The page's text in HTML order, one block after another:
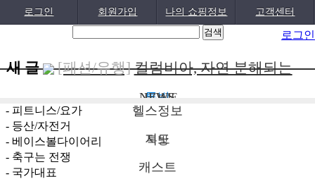
로그인 회원가입 나의 쇼핑정보 고객센터
로그인
새 글 [패션/유행] 컬럼비아, 자연 분해되는
[04-22]ITZY 류진, 동해안 산불 피
해 성금 5..
[04-12]
[보도자료/칼럼] GS25, 워너브라더스와
배트맨콜라·..
[04-05]
[건강] 봄철 자살률 증가, 10대 청소년
이 위..
[건강]
향긋한 봄내음 가득 제철나물,
톡방
NEWS
헬스정보
지도
캐스트
HOME
톡방
- 피트니스/요가
- 등산/자전거
- 베이스볼다이어리
- 축구는 전쟁
- 국가대표